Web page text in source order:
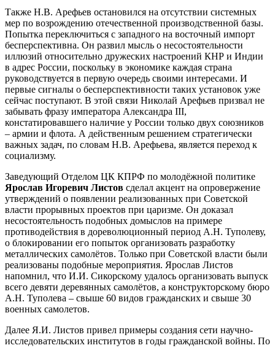
Также Н.В. Арефьев остановился на отсутствии системных
мер по возрождению отечественной производственной базы.
Попытка переключиться с западного на восточный импорт
бесперспективна. Он развил мысль о несостоятельности
иллюзий относительно дружеских настроений КНР и Индии
в адрес России, поскольку в экономике каждая страна
руководствуется в первую очередь своими интересами. И
первые сигналы о бесперспективности таких установок уже
сейчас поступают. В этой связи Николай Арефьев призвал не
забывать фразу императора Александра III,
констатировавшего наличие у России только двух союзников
– армии и флота. А действенным решением стратегически
важных задач, по словам Н.В. Арефьева, является переход к
социализму.
Заведующий Отделом ЦК КПРФ по молодёжной политике
Ярослав Игоревич Листов сделал акцент на опровержение
утверждений о появлении реализованных при Советской
власти прорывных проектов при царизме. Он доказал
несостоятельность подобных домыслов на примере
противодействия в дореволюционный период А.Н. Туполеву,
о блокировании его попыток организовать разработку
металлических самолётов. Только при Советской власти были
реализованы подобные мероприятия. Ярослав Листов
напомнил, что И.И. Сикорскому удалось организовать выпуск
всего девяти деревянных самолётов, а конструкторскому бюро
А.Н. Туполева – свыше 60 видов гражданских и свыше 30
военных самолетов.
Далее Я.И. Листов привел примеры создания сети научно-
исследовательских институтов в годы гражданской войны. По